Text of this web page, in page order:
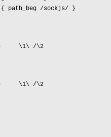
/sockjs/ }
\1\ /\2
\1\ /\2